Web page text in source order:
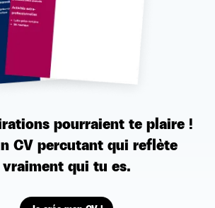
pourraient te plaire !
CV percutantqui reflète
vraiment qui tu es.